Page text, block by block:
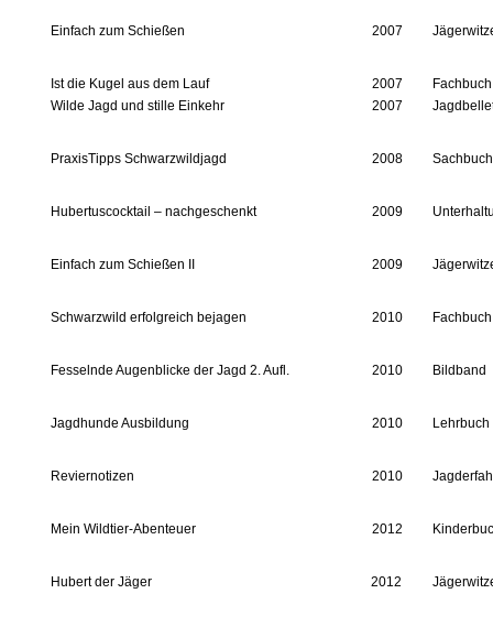
Einfach zum Schießen 2007
Ist die Kugel aus dem Lauf 2007
Fachbuch
Wilde Jagd und stille Einkehr
2007
PraxisTipps Schwarzwildjagd 2008 Sachbuch
Hubertuscocktail – nachgeschenkt 2009
Einfach zum Schießen II 2009
Schwarzwild erfolgreich bejagen 2010 Fachbuch
Fesselnde Augenblicke der Jagd 2. Aufl. 2010 Bildband
Jagdhunde Ausbildung 2010 Lehrbuch
Reviernotizen 2010
Mein Wildtier-Abenteuer 2012
Hubert der Jäger 2012